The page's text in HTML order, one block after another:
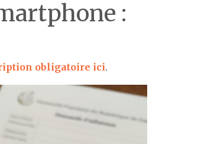
:
obligatoire ici.